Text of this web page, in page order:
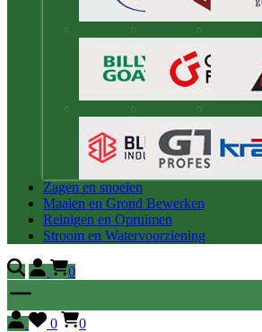
Zagen en snoeien
Maaien en Grond Bewerken
Reinigen en Opruimen
Stroom en Watervoorziening
0
0
0